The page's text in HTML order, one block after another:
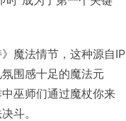
魔法情节，这种源自IP
围感十足的魔法元
巫师们通过魔杖你来
斗。